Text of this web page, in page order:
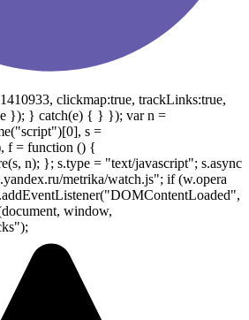
clickmap:true, trackLinks:true,
}); } catch(e) { } }); var n =
s =
f = function () {
n); }; s.type = "text/javascript"; s.async
metrika/watch.js"; if (w.opera
window,